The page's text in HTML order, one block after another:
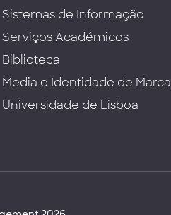
Sistemas de Informação
Serviços Académicos
Biblioteca
Media e Identidade de Marca
Universidade de Lisboa